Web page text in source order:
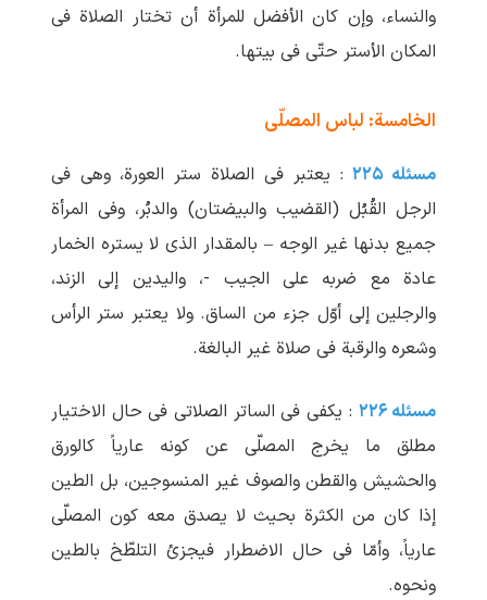
والنساء، وإن کان الأفضل للمرأة أن تختار الصلاة فی
المکان الأستر حتّی فی بیتها.
الخامسة: لباس المصلّی
مسئله ۲۲۵
: یعتبر فی الصلاة ستر العورة، وهی فی
الرجل القُبُل (القضیب والبیضتان) والدبُر، وفی المرأة
جمیع بدنها غیر الوجه – بالمقدار الذی لا یستره الخمار
عادة مع ضربه علی الجیب -، والیدین إلی الزند،
والرجلین إلی أوّل جزء من الساق. ولا یعتبر ستر الرأس
وشعره والرقبة فی صلاة غیر البالغة.
مسئله ۲۲۶
: یکفی فی الساتر الصلاتی فی حال الاختیار
مطلق ما یخرج المصلّی عن کونه عاریاً کالورق
والحشیش والقطن والصوف غیر المنسوجین، بل الطین
إذا کان من الکثرة بحیث لا یصدق معه کون المصلّی
عاریاً، وأمّا فی حال الاضطرار فیجزئ التلطّخ بالطین
ونحوه.